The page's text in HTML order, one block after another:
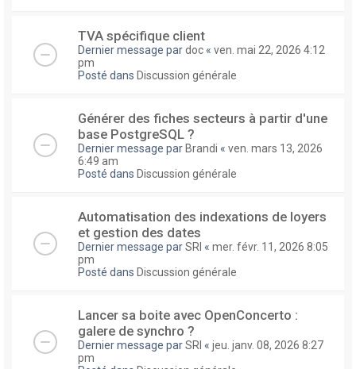
TVA spécifique client
Dernier message pardoc « ven. mai 22, 2026 4:12
pm
Posté dans Discussion générale
Générer des fiches secteurs à partir d'une
base PostgreSQL ?
Dernier message par Brandi « ven. mars 13, 2026
6:49 am
Posté dans Discussion générale
Automatisation des indexations de loyers
et gestion des dates
Dernier message parSRI « mer. févr. 11, 2026 8:05
pm
Posté dans Discussion générale
Lancer sa boite avec OpenConcerto :
galere de synchro ?
Dernier message parSRI « jeu. janv. 08, 2026 8:27
pm